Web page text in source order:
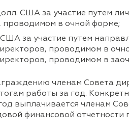
США за участие путем
проводимом в очной форме;
за участие путем
проводимом в
проводимом в
членам Совета
работы за год.
выплачивается членам
финансовой